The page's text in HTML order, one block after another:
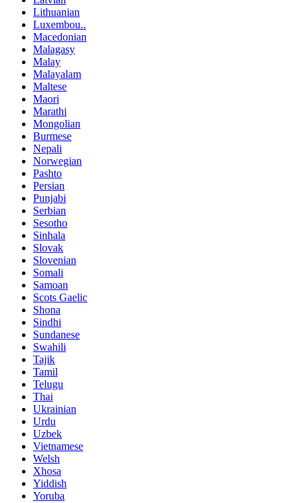
Lithuanian
Luxembou..
Macedonian
Malagasy
Malay
Malayalam
Maltese
Maori
Marathi
Mongolian
Burmese
Nepali
Norwegian
Pashto
Persian
Punjabi
Serbian
Sesotho
Sinhala
Slovak
Slovenian
Somali
Samoan
Scots Gaelic
Shona
Sindhi
Sundanese
Swahili
Tajik
Tamil
Telugu
Thai
Ukrainian
Urdu
Uzbek
Vietnamese
Welsh
Xhosa
Yiddish
Yoruba